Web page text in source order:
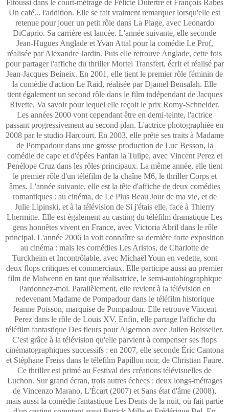
Fitoussi dans le court-métrage de Félicie Dutertre et François Rabes
Un café... l'addition. Elle se fait vraiment remarquer lorsqu'elle est
retenue pour jouer un petit rôle dans La Plage, avec Leonardo
DiCaprio. Sa carrière est lancée. L'année suivante, elle seconde
Jean-Hugues Anglade et Yvan Attal pour la comédie Le Prof,
réalisée par Alexandre Jardin. Puis elle retrouve Anglade, cette fois
pour partager l'affiche du thriller Mortel Transfert, écrit et réalisé par
Jean-Jacques Beineix. En 2001, elle tient le premier rôle féminin de
la comédie d'action Le Raid, réalisée par Djamel Bensalah. Elle
tient également un second rôle dans le film indépendant de Jacques
Rivette, Va savoir pour lequel elle reçoit le prix Romy-Schneider.
Les années 2000 vont cependant être en demi-teinte, l'actrice
passant progressivement au second plan. L'actrice photographiée en
2008 par le studio Harcourt. En 2003, elle prête ses traits à Madame
de Pompadour dans une grosse production de Luc Besson, la
comédie de cape et d'épées Fanfan la Tulipe, avec Vincent Perez et
Penélope Cruz dans les rôles principaux. La même année, elle tient
le premier rôle d'un téléfilm de la chaîne M6, le thriller Corps et
âmes. L'année suivante, elle est la tête d'affiche de deux comédies
romantiques : au cinéma, de Le Plus Beau Jour de ma vie, et de
Julie Lipinski, et à la télévision de Si j'étais elle, face à Thierry
Lhermitte. Elle est également au casting du téléfilm dramatique Les
gens honnêtes vivent en France, avec Victoria Abril dans le rôle
principal. L'année 2006 la voit connaître sa dernière forte exposition
au cinéma : mais les comédies Les Aristos, de Charlotte de
Turckheim et Incontrôlable, avec Michaël Youn en vedette, sont
deux flops critiques et commerciaux. Elle participe aussi au premier
film de Maïwenn en tant que réalisatrice, le semi-autobiographique
Pardonnez-moi. Parallèlement, elle revient à la télévision en
redevenant Madame de Pompadour dans le téléfilm historique
Jeanne Poisson, marquise de Pompadour. Elle retrouve Vincent
Perez dans le rôle de Louis XV. Enfin, elle partage l'affiche du
téléfilm fantastique Des fleurs pour Algernon avec Julien Boisselier.
C'est grâce à la télévision qu'elle parvient à compenser ses flops
cinématographiques successifs : en 2007, elle seconde Éric Cantona
et Stéphane Freiss dans le téléfilm Papillon noir, de Christian Faure.
Ce thriller est primé au Festival des créations télévisuelles de
Luchon. Sur grand écran, trois autres échecs : deux longs-métrages
de Vincenzo Marano, L'Écart (2007) et Sans état d'âme (2008),
mais aussi la comédie fantastique Les Dents de la nuit, où fait partie